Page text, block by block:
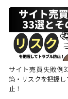
サイト売買失敗例
策・リスクを把握
止！